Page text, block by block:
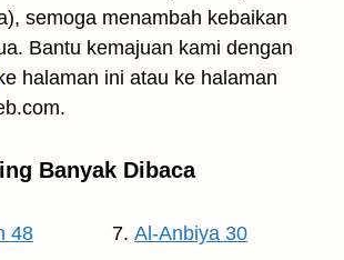
semoga menambah kebaikan
Bantu kemajuan kami dengan
halaman ini atau ke halaman
Banyak Dibaca
48 Al-Anbiya 30